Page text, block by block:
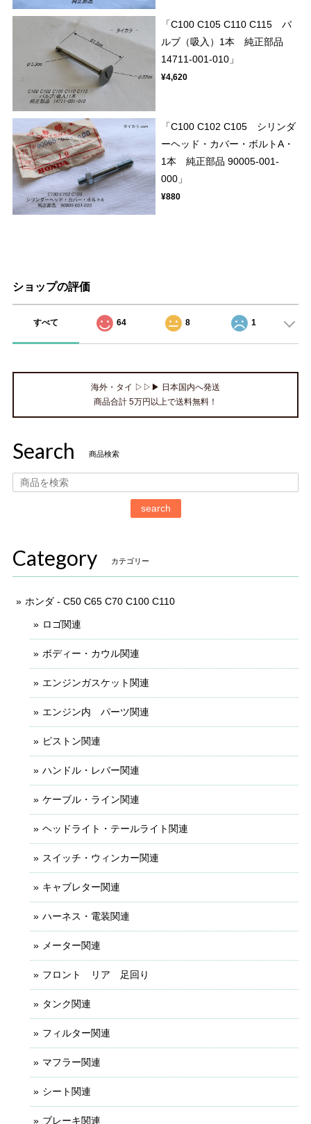
「C100 C105 C110 C115 バ
ルブ（吸入）1本 純正部品
14711-001-010」
¥4,620
「C100 C102 C105 シリンダ
ーヘッド・カバー・ボルトA・
1本 純正部品 90005-001-
000」
¥880
ショップの評価
すべて 64 8 1
海外・タイ ▷▷▶ 日本国内へ発送
商品合計 5万円以上で送料無料！
Search 商品検索
search
Category カテゴリー
ホンダ - C50 C65 C70 C100 C110
ロゴ関連
ボディー・カウル関連
エンジンガスケット関連
エンジン内 パーツ関連
ピストン関連
ハンドル・レバー関連
ケーブル・ライン関連
ヘッドライト・テールライト関連
スイッチ・ウィンカー関連
キャブレター関連
ハーネス・電装関連
メーター関連
フロント リア 足回り
タンク関連
フィルター関連
マフラー関連
シート関連
ブレーキ関連